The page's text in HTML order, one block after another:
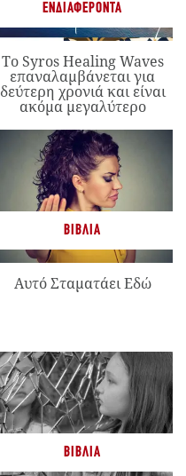
ΕΝΔΙΑΦΈΡΟΝΤΑ
Το Syros Healing Waves
επαναλαμβάνεται για
δεύτερη χρονιά και είναι
ακόμα μεγαλύτερο
ΒΙΒΛΊΑ
Αυτό Σταματάει Εδώ
ΒΙΒΛΊΑ